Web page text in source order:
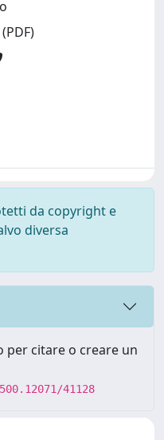
da copyright e
diversa
per citare o creare un
41128